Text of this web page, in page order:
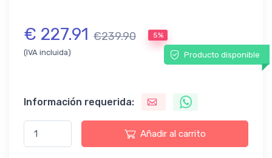
€ 227.91 €239.90 5%
(IVA incluida) Producto disponible
Información requerida:
Añadir al carrito